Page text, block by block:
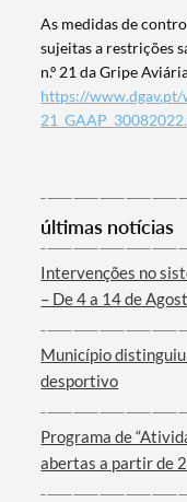
Termo de
Filtros
As medidas de
sujeitas a restrições
n.º 21 da Gripe
https://
últimas notícias
Intervenções no
– De 4 a 14 de
Município
desportivo
Programa de
abertas a partir de